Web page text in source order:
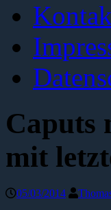
Caputs
mit
05/03/2014